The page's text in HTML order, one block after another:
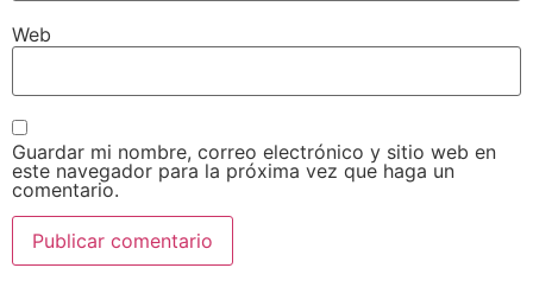
Web
Guardar mi nombre, correo electrónico y sitio web en
este navegador para la próxima vez que haga un
comentario.